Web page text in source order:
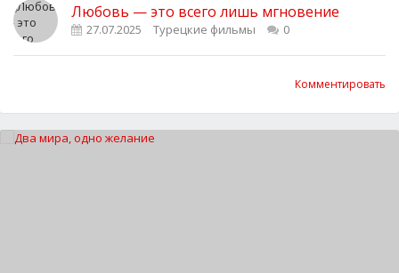
Любовь — это всего лишь мгновение
27.07.2025 Турецкие фильмы 0
Комментировать